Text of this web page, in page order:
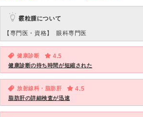
霰粒腫について
【専門医・資格】 眼科専門医
健康診断 4.5
健康診断の待ち時間が短縮された
放射線科・脂肪肝 4.5
脂肪肝の詳細検査が迅速